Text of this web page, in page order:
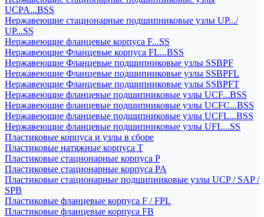
UCPA...BSS
Нержавеющие стационарные подшипниковые узлы UP.../
UP...SS
Нержавеющие фланцевые корпуса F...SS
Нержавеющие Фланцевые корпуса FL...BSS
Нержавеющие Фланцевые подшипниковые узлы SSBPF
Нержавеющие Фланцевые подшипниковые узлы SSBPFL
Нержавеющие Фланцевые подшипниковые узлы SSBPFT
Нержавеющие фланцевые подшипниковые узлы UCF...BSS
Нержавеющие фланцевые подшипниковые узлы UCFC...BSS
Нержавеющие фланцевые подшипниковые узлы UCFL...BSS
Нержавеющие фланцевые подшипниковые узлы UFL...SS
Пластиковые корпуса и узлы в сборе
Пластиковые натяжные корпуса T
Пластиковые стационарные корпуса P
Пластиковые стационарные корпуса PA
Пластиковые стационарные подшипниковые узлы UCP / SAP /
SPB
Пластиковые фланцевые корпуса F / FPL
Пластиковые фланцевые корпуса FB